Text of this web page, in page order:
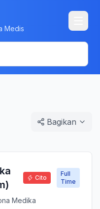
Medis
Bagikan
Cito
Full
Time
Medika